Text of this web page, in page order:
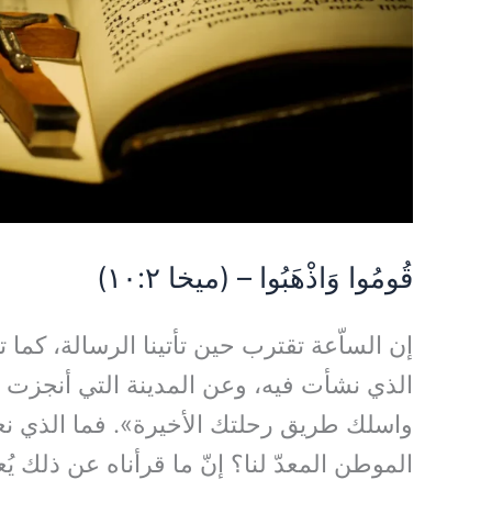
قُومُوا وَاذْهَبُوا – (ميخا ١٠:٢)
إن الساّعة تقترب حين تأتينا الرسالة،
الذي نشأت فيه، وعن المدينة التي
واسلك طريق رحلتك الأخيرة». فما الذي
الموطن المعدّ لنا؟ إنّ ما قرأناه عن ذلك